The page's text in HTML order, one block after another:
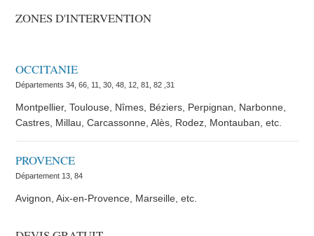
ZONES D'INTERVENTION
OCCITANIE
Départements 34, 66, 11, 30, 48, 12, 81, 82 ,31
Montpellier, Toulouse, Nîmes, Béziers, Perpignan, Narbonne,
Castres, Millau, Carcassonne, Alès, Rodez, Montauban, etc.
PROVENCE
Département 13, 84
Avignon, Aix-en-Provence, Marseille, etc.